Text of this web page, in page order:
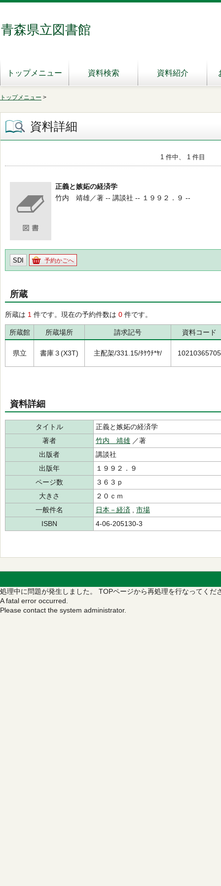
青森県立図書館
トップメニュー 資料検索 資料紹介
トップメニュー >
資料詳細
1 件中、 1 件目
正義と嫉妬の経済学
竹内 靖雄／著 -- 講談社 -- １９９２．９ --
SDI 予約かごへ
所蔵
所蔵は 1 件です。現在の予約件数は 0 件です。
所蔵館 所蔵場所 請求記号 資料コード
県立 書庫３(X3T) 主配架/331.15/ﾀｹｳﾁ*ﾔ/ 10210365705
資料詳細
タイトル
正義と嫉妬の経済学
著者
竹内 靖雄 ／著
出版者
講談社
出版年
１９９２．９
ページ数
３６３ｐ
大きさ
２０ｃｍ
一般件名
日本－経済
市場
ISBN
4-06-205130-3
処理中に問題が発生しました。 TOPページから再処理を行なってくだ
A fatal error occurred.
Please contact the system administrator.